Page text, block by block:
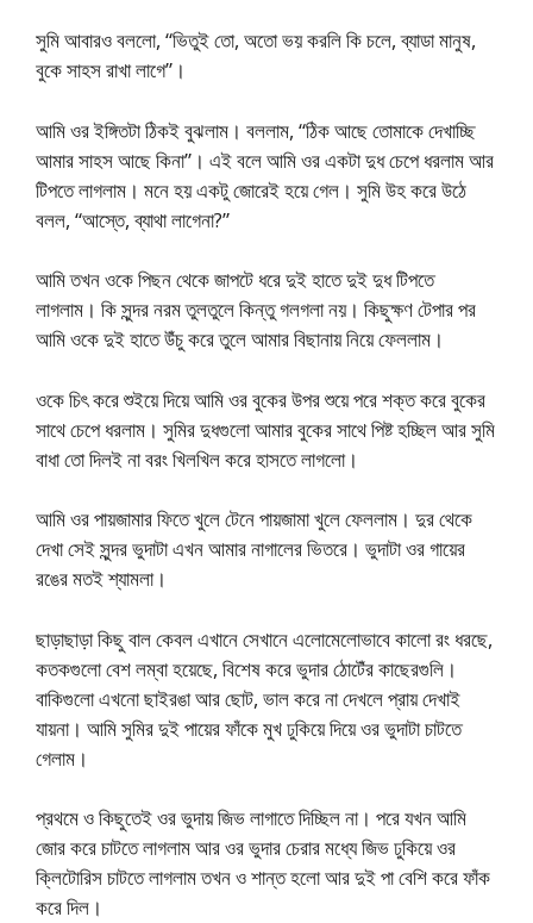
সুমি আবারও বললো, “ভিতুই তো, অতো ভয় করলি কি চলে, ব্যাডা মানুষ,
বুকে সাহস রাখা লাগে”।
আমি ওর ইঙ্গিতটা ঠিকই বুঝলাম। বললাম, “ঠিক আছে তোমাকে দেখাচ্ছি
আমার সাহস আছে কিনা”। এই বলে আমি ওর একটা দুধ চেপে ধরলাম আর
টিপতে লাগলাম। মনে হয় একটু জোরেই হয়ে গেল। সুমি উহ করে উঠে
বলল, “আস্তে, ব্যাথা লাগেনা?”
আমি তখন ওকে পিছন থেকে জাপটে ধরে দুই হাতে দুই দুধ টিপতে
লাগলাম। কি সুন্দর নরম তুলতুলে কিন্তু গলগলা নয়। কিছুক্ষণ টেপার পর
আমি ওকে দুই হাতে উঁচু করে তুলে আমার বিছানায় নিয়ে ফেললাম।
ওকে চিৎ করে শুইয়ে দিয়ে আমি ওর বুকের উপর শুয়ে পরে শক্ত করে বুকের
সাথে চেপে ধরলাম। সুমির দুধগুলো আমার বুকের সাথে পিষ্ট হচ্ছিল আর সুমি
বাধা তো দিলই না বরং খিলখিল করে হাসতে লাগলো।
আমি ওর পায়জামার ফিতে খুলে টেনে পায়জামা খুলে ফেললাম। দুর থেকে
দেখা সেই সুন্দর ভুদাটা এখন আমার নাগালের ভিতরে। ভুদাটা ওর গায়ের
রঙের মতই শ্যামলা।
ছাড়াছাড়া কিছু বাল কেবল এখানে সেখানে এলোমেলোভাবে কালো রং ধরছে,
কতকগুলো বেশ লম্বা হয়েছে, বিশেষ করে ভুদার ঠোটেঁর কাছেরগুলি।
বাকিগুলো এখনো ছাইরঙা আর ছোট, ভাল করে না দেখলে প্রায় দেখাই
যায়না। আমি সুমির দুই পায়ের ফাঁকে মুখ ঢুকিয়ে দিয়ে ওর ভুদাটা চাটতে
গেলাম।
প্রথমে ও কিছুতেই ওর ভুদায় জিভ লাগাতে দিচ্ছিল না। পরে যখন আমি
জোর করে চাটতে লাগলাম আর ওর ভুদার চেরার মধ্যে জিভ ঢুকিয়ে ওর
ক্লিটোরিস চাটতে লাগলাম তখন ও শান্ত হলো আর দুই পা বেশি করে ফাঁক
করে দিল।